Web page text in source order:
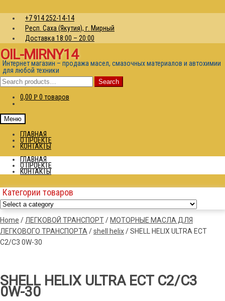
+7 914 252-14-14
Респ. Саха (Якутия), г. Мирный
Доставка 18:00 – 20:00
OIL-MIRNY14
Интернет магазин – продажа масел, смазочных материалов и автохимии
для любой техники
Search
for: Search
0,00 Р 0 товаров
Меню
ГЛАВНАЯ
О ПРОЕКТЕ
КОНТАКТЫ
ГЛАВНАЯ
О ПРОЕКТЕ
КОНТАКТЫ
Категории товаров
Home / ЛЕГКОВОЙ ТРАНСПОРТ/ МОТОРНЫЕ МАСЛА ДЛЯ
ЛЕГКОВОГО ТРАНСПОРТА /shell helix/SHELL HELIX ULTRA ECT
C2/C3 0W-30
SHELL HELIX ULTRA ECT C2/C3
0W-30